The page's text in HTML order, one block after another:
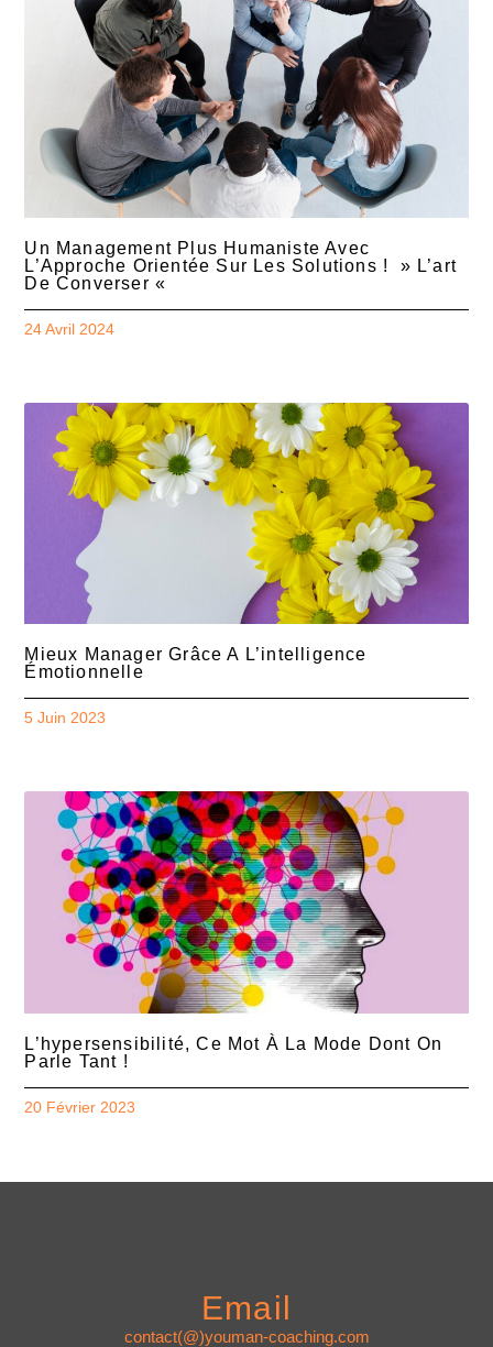
Un Management Plus Humaniste Avec
L’Approche Orientée Sur Les Solutions ! » L’art
De Converser «
24 Avril 2024
Mieux Manager Grâce A L’intelligence
Émotionnelle
5 Juin 2023
L’hypersensibilité, Ce Mot À La Mode Dont On
Parle Tant !
20 Février 2023
Email
contact(@)youman-coaching.com